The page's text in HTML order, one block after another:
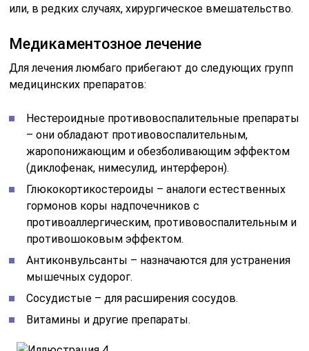
или, в редких случаях, хирургическое вмешательство.
Медикаментозное лечение
Для лечения люмбаго прибегают до следующих групп
медицинских препаратов:
Нестероидные противовоспалительные препараты
– они обладают противовоспалительным,
жаропонижающим и обезболивающим эффектом
(диклофенак, нимесулид, интерферон).
Глюкокортикостероиды – аналоги естественных
гормонов коры надпочечников с
противоаллергическим, противовоспалительным и
противошоковым эффектом.
Антиконвульсанты – назначаются для устранения
мышечных судорог.
Сосудистые – для расширения сосудов.
Витамины и другие препараты.